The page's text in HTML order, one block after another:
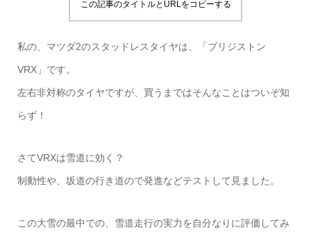
この記事のタイトルとURLをコピーする
私の、マツダ2のスタッドレスタイヤは、「ブリジストン
VRX」です。
左右非対称のタイヤですが、買うまではそんなことはついぞ知
らず！
さてVRXは雪道に効く？
制動性や、坂道の行き道ので発進などテストして見ました。
この大雪の最中での、雪道走行の実力を自分なりに評価してみ